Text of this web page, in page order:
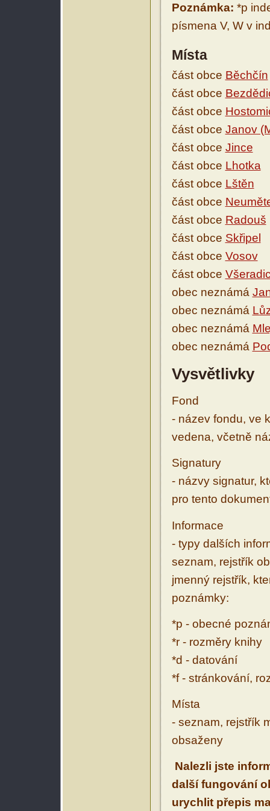
Poznámka: *p
písmena V, W v
Místa
část obce Běchčín
část obce
část obce
část obce Janov
část obce Jince
část obce Lhotka
část obce Lštěn
část obce
část obce Radouš
část obce Skřipel
část obce Vosov
část obce
obec neznámá
obec neznámá
obec neznámá
obec neznámá
Vysvětlivky
Fond
- název fondu, ve
vedena, včetně
Signatury
- názvy signatur,
pro tento
Informace
- typy dalších
seznam, rejstřík
jmenný rejstřík,
poznámky:
*p - obecné
*r - rozměry knihy
*d - datování
*f - stránkování,
Místa
- seznam, rejstřík
obsaženy
Nalezli jste
další fungování
urychlit přepis